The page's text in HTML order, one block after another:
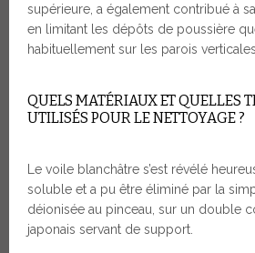
supérieure, a également contribué à
en limitant les dépôts de poussière
habituellement sur les parois verticales.
QUELS MATÉRIAUX ET QUELLES
UTILISÉS POUR LE NETTOYAGE ?
Le voile blanchâtre s’est révélé
soluble et a pu être éliminé par la
déionisée au pinceau, sur un double
japonais servant de support.